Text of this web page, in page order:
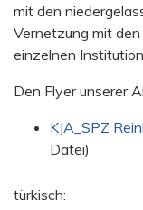
mit den
Vernetzung mit
einzelnen
Den Flyer unserer
KJA_SPZ
Datei)
türkisch: